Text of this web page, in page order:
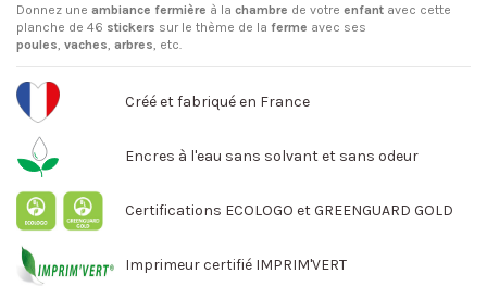
Donnez une ambiance fermière à la chambre de votre enfant avec cette
planche de 46 stickers sur le thème de la ferme avec ses
poules vaches arbres , etc.
Créé et fabriqué en France
Encres à l'eau sans solvant et sans odeur
Certifications ECOLOGO et GREENGUARD GOLD
Imprimeur certifié IMPRIM'VERT